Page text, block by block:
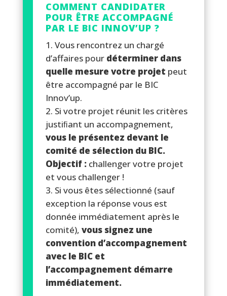
COMMENT CANDIDATER
POUR ÊTRE ACCOMPAGNÉ
PAR LE BIC INNOV’UP ?
Vous rencontrez un chargé
d’affaires pour déterminer dans
quelle mesure votre projet peut
être accompagné par le BIC
Innov’up.
Si votre projet réunit les critères
justiﬁant un accompagnement,
vous le présentez devant le
comité de sélection du BIC.
Objectif :challenger votre projet
et vous challenger !
Si vous êtes sélectionné (sauf
exception la réponse vous est
donnée immédiatement après le
comité), vous signez une
convention d’accompagnement
avec le BIC et
l’accompagnement démarre
immédiatement.